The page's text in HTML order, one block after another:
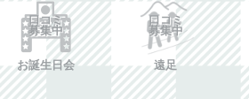
口コミ
募集中
お誕生日会
口コミ
募集中
遠足